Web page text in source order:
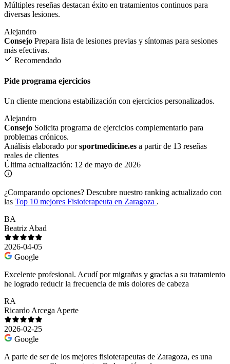
Múltiples reseñas destacan éxito en tratamientos continuos para
diversas lesiones.
Alejandro
Consejo Prepara lista de lesiones previas y síntomas para sesiones
más efectivas.
Recomendado
Pide programa ejercicios
Un cliente menciona estabilización con ejercicios personalizados.
Alejandro
Consejo Solicita programa de ejercicios complementario para
problemas crónicos.
Análisis elaborado porsportmedicine.es a partir de 13 reseñas
reales de clientes
Última actualización: 12 de mayo de 2026
¿Comparando opciones? Descubre nuestro ranking actualizado con
las Top 10 mejores Fisioterapeuta en Zaragoza .
BA
Beatriz Abad
2026-04-05
Google
Excelente profesional. Acudí por migrañas y gracias a su tratamiento
he logrado reducir la frecuencia de mis dolores de cabeza
RA
Ricardo Arcega Aperte
2026-02-25
Google
A parte de ser de los mejores fisioterapeutas de Zaragoza, es una